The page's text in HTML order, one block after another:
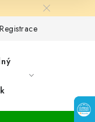
údajú
Registrace